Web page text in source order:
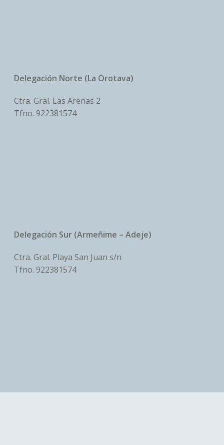
Delegación Norte (La Orotava)
Ctra. Gral. Las Arenas 2
Tfno. 922381574
Delegación Sur (Armeñime – Adeje)
Ctra. Gral. Playa San Juan s/n
Tfno. 922381574